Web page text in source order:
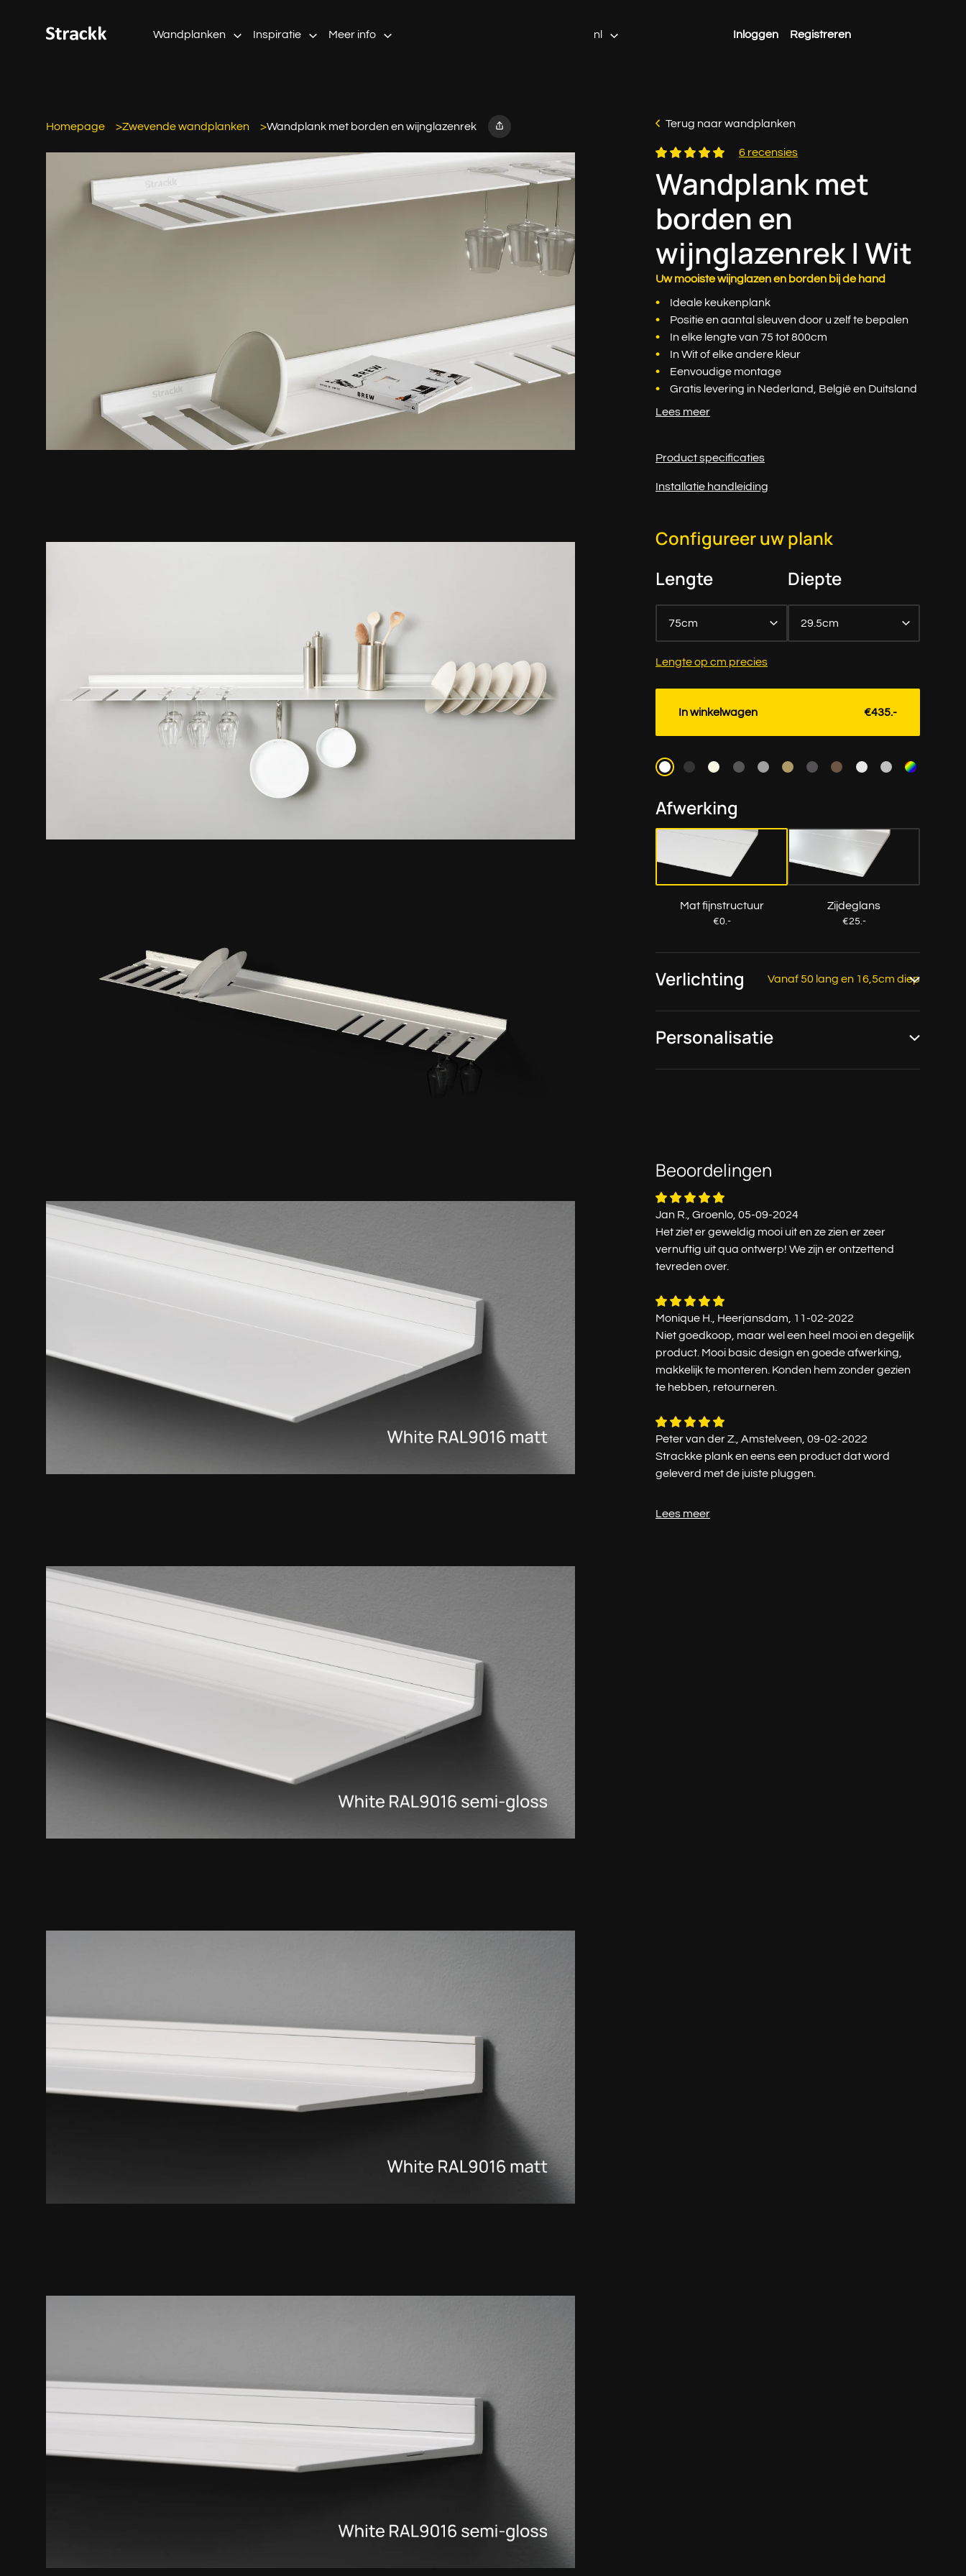
Wandplanken Inspiratie Meer info nl Inloggen Registreren
Homepage Zwevende wandplanken Wandplank met borden en wijnglazenrek Terug naar wandplanken
6 recensies
Wandplank met
borden en
wijnglazenrek | Wit
Uw mooiste wijnglazen en borden bij de hand
Ideale keukenplank
Positie en aantal sleuven door u zelf te bepalen
In elke lengte van 75 tot 800cm
In Wit of elke andere kleur
Eenvoudige montage
Gratis levering in Nederland, België en Duitsland
Lees meer
Product specificaties
Installatie handleiding
Configureer uw plank
Lengte
75cm
Diepte
29.5cm
Lengte op cm precies
Afwerking
Mat fijnstructuur
€0.-
Zijdeglans
€25.-
Verlichting Vanaf 50 lang en 16,5cm diep
Personalisatie
In winkelwagen €435.-
Beoordelingen
Jan R., Groenlo, 05-09-2024
Het ziet er geweldig mooi uit en ze zien er zeer
vernuftig uit qua ontwerp! We zijn er ontzettend
tevreden over.
Monique H., Heerjansdam, 11-02-2022
Niet goedkoop, maar wel een heel mooi en degelijk
product. Mooi basic design en goede afwerking,
makkelijk te monteren. Konden hem zonder gezien
te hebben, retourneren.
Peter van der Z., Amstelveen, 09-02-2022
Strackke plank en eens een product dat word
geleverd met de juiste pluggen.
Lees meer